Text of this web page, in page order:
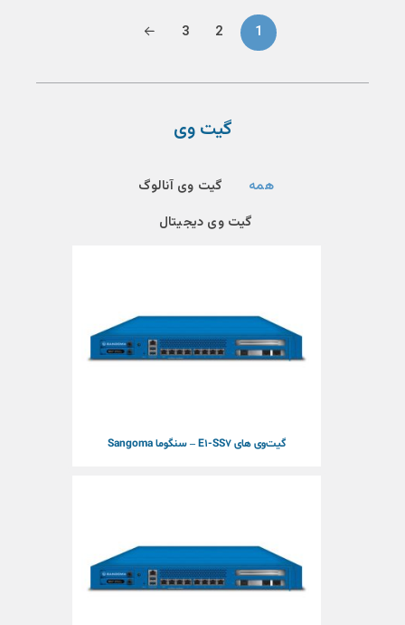
1
2
3
گیت وی
همه
گیت وی آنالوگ
گیت وی دیجیتال
گیت‌وی های E1-SS7 – سنگوما Sangoma